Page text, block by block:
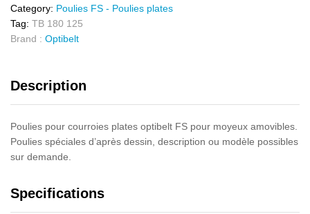
Category: Poulies FS - Poulies plates
Tag: TB 180 125
Brand : Optibelt
Description
Poulies pour courroies plates optibelt FS pour moyeux amovibles.
Poulies spéciales d’après dessin, description ou modèle possibles
sur demande.
Specifications